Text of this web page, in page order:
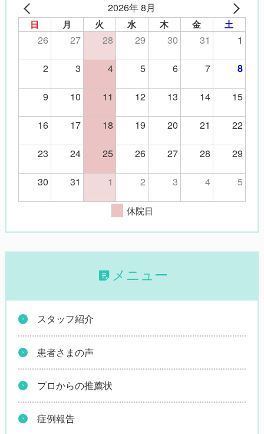
2026年 8月
日 月 火 水 木 金 土
26 27 28 29 30 31
1
2
3 4 5 6 7 8
9 10 11 12 13 14
15
16
17 18 19 20 21
22
23
24 25 26 27 28
29
30
31 1 2 3 4 5
休院日
メニュー
スタッフ紹介
患者さまの声
プロからの推薦状
症例報告